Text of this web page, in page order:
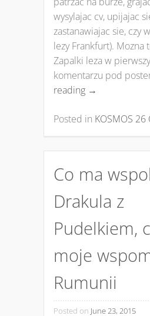
wysylajac cv, upijajac
zastanawiajac sie, czy
lezy Frankfurt). Mozna
Zapalki leza w
komentarzu pod
reading →
Posted in KOSMOS 26
Co ma
Drakula z
Pudelkiem,
moje
Rumunii
Posted on June 23, 2015